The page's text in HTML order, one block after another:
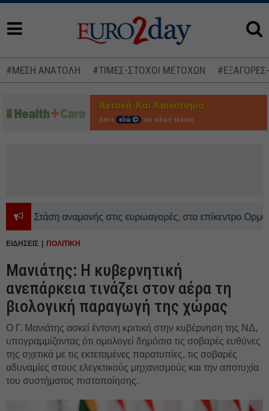
#ΜΕΣΗ ΑΝΑΤΟΛΗ #ΤΙΜΕΣ-ΣΤΟΧΟΙ ΜΕΤΟΧΩΝ
Δείτε εδώ την ειδική έκδοση
Στάση αναμονής στις ευρωαγορές, στο επίκεντρο Ορμούζ
ΕΙΔΗΣΕΙΣ ΠΟΛΙΤΙΚΗ
Μανιάτης: Η κυβερνητική
ανεπάρκεια τινάζει στον αέρα τη
βιολογική παραγωγή της χώρας
Ο Γ. Μανιάτης ασκεί έντονη κριτική στην κυβέρνηση της ΝΔ,
υπογραμμίζοντας ότι ομολογεί δημόσια τις σοβαρές ευθύνες
της σχετικά με τις εκτεταμένες παρατυπίες, τις σοβαρές
αδυναμίες στους ελεγκτικούς μηχανισμούς και την αποτυχία
του συστήματος πιστοποίησης.